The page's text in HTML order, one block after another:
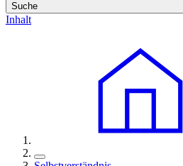
Suche
Inhalt